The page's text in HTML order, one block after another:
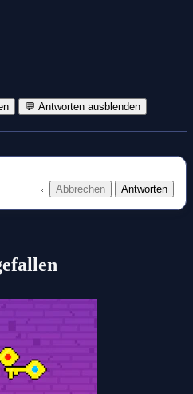
💬 Antworten ausblenden
Abbrechen Antworten